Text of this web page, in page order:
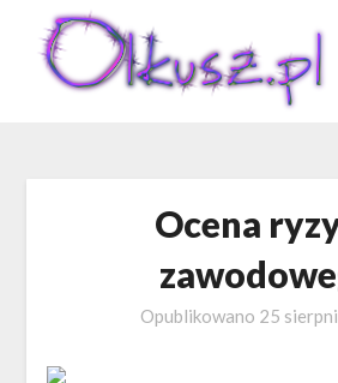
content
Ocena
Opublikowano 25